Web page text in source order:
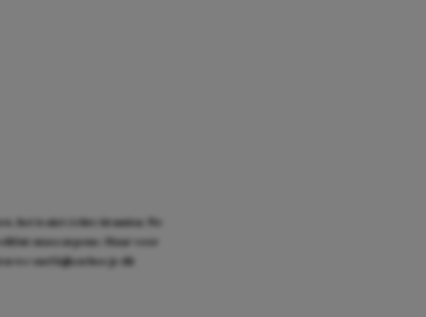
het is niet échte tiramisu. We
mascarpone. Maar voor
we snel kijken hoe je dit